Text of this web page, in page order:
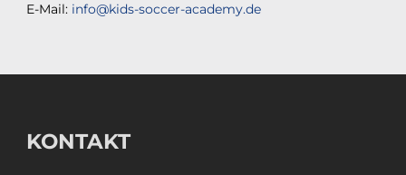
E-Mail: info@kids-soccer-academy.de
KONTAKT